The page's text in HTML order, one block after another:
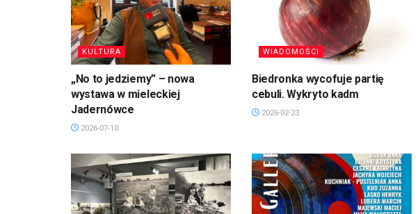
KULTURA
„No to jedziemy” – nowa
wystawa w mieleckiej
Jadernówce
2026-07-10
WIADOMOŚCI
Biedronka wycofuje partię
cebuli. Wykryto kadm
2026-02-23